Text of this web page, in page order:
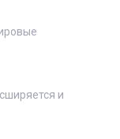
и